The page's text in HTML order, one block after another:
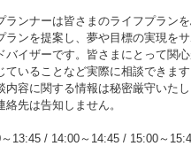
ランナーは皆さまのライフプラン
ランを提案し、夢や目標の実現を
バイザーです。皆さまにとって関心
ていることなど実際に相談できます
容に関する情報は秘密厳守いた
先は告知しません。
13:45 / 14:00～14:45 / 15:00～